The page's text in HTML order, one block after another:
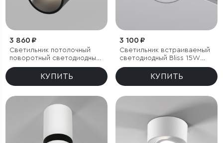
3 860 ₽
Светильник потолочный
поворотный светодиодный
Rolly 9W 4000K черный
КУПИТЬ
3 100 ₽
Светильник встраиваемый
светодиодный Bliss 15W
4000K белый
КУПИТЬ